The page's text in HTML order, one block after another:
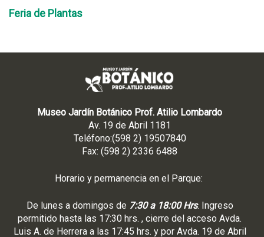
Feria de Plantas
Museo Jardín Botánico Prof. Atilio Lombardo
Av. 19 de Abril 1181
Teléfono:(598 2) 19507840
Fax: (598 2) 2336 6488
Horario y permanencia en el Parque:
De lunes a domingos de 7:30 a 18:00 Hrs. Ingreso
permitido hasta las 17:30 hrs. , cierre del acceso Avda.
Luis A. de Herrera a las 17:45 hrs. y por Avda. 19 de Abril